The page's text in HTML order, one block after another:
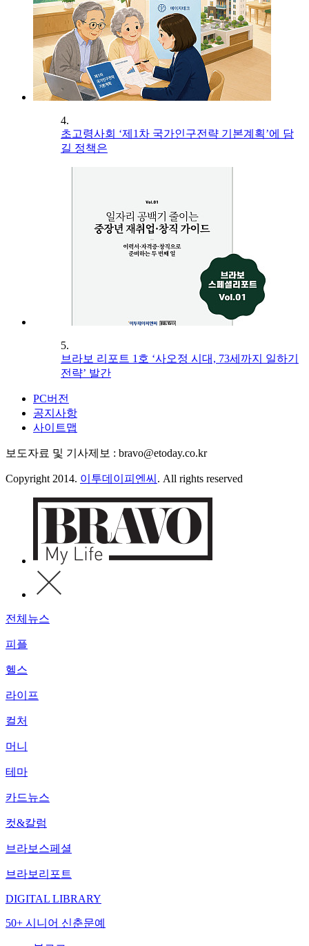
4.
초고령사회 ‘제1차 국가인구전략 기본계획’에 담
길 정책은
5.
브라보 리포트 1호 ‘사오정 시대, 73세까지 일하기
전략’ 발간
PC버전
공지사항
사이트맵
보도자료 및 기사제보 : bravo@etoday.co.kr
Copyright 2014. 이투데이피엔씨 . All rights reserved
전체뉴스
피플
헬스
라이프
컬처
머니
테마
카드뉴스
컷&칼럼
브라보스페셜
브라보리포트
DIGITAL LIBRARY
50+ 시니어 신춘문예